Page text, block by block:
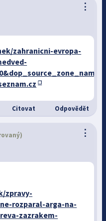
⋮
zahranicni-evropa-
Citovat Odpovědět
⋮
zpravy-
rozparal-arga-na-
zazrakem-